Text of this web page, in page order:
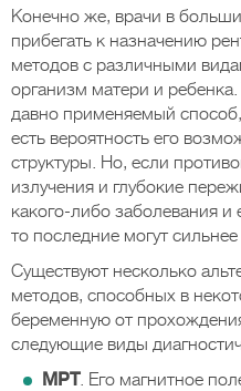
Конечно же, врачи в
прибегать к назначению
методов с различными
организм матери и
давно применяемый
есть вероятность его
структуры. Но, если
излучения и глубокие
какого-либо заболевания
то последние могут
Существуют несколько
методов, способных в
беременную от
следующие виды
МРТ. Его магнитное